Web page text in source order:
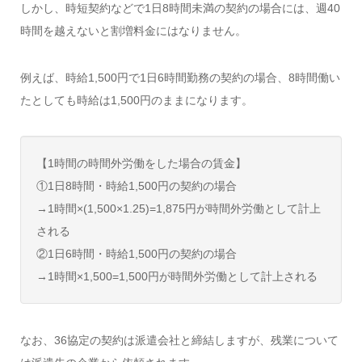
しかし、時短契約などで1日8時間未満の契約の場合には、週40
時間を越えないと割増料金にはなりません。
例えば、時給1,500円で1日6時間勤務の契約の場合、8時間働い
たとしても時給は1,500円のままになります。
【1時間の時間外労働をした場合の賃金】
①1日8時間・時給1,500円の契約の場合
→1時間×(1,500×1.25)=1,875円が時間外労働として計上
される
②1日6時間・時給1,500円の契約の場合
→1時間×1,500=1,500円が時間外労働として計上される
なお、36協定の契約は派遣会社と締結しますが、残業について